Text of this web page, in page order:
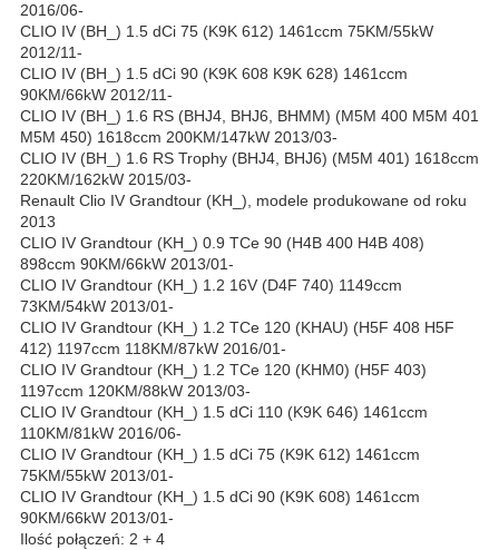
2016/06-
CLIO IV (BH_) 1.5 dCi 75 (K9K 612) 1461ccm 75KM/55kW
2012/11-
CLIO IV (BH_) 1.5 dCi 90 (K9K 608 K9K 628) 1461ccm
90KM/66kW 2012/11-
CLIO IV (BH_) 1.6 RS (BHJ4, BHJ6, BHMM) (M5M 400 M5M 401
M5M 450) 1618ccm 200KM/147kW 2013/03-
CLIO IV (BH_) 1.6 RS Trophy (BHJ4, BHJ6) (M5M 401) 1618ccm
220KM/162kW 2015/03-
Renault Clio IV Grandtour (KH_), modele produkowane od roku
2013
CLIO IV Grandtour (KH_) 0.9 TCe 90 (H4B 400 H4B 408)
898ccm 90KM/66kW 2013/01-
CLIO IV Grandtour (KH_) 1.2 16V (D4F 740) 1149ccm
73KM/54kW 2013/01-
CLIO IV Grandtour (KH_) 1.2 TCe 120 (KHAU) (H5F 408 H5F
412) 1197ccm 118KM/87kW 2016/01-
CLIO IV Grandtour (KH_) 1.2 TCe 120 (KHM0) (H5F 403)
1197ccm 120KM/88kW 2013/03-
CLIO IV Grandtour (KH_) 1.5 dCi 110 (K9K 646) 1461ccm
110KM/81kW 2016/06-
CLIO IV Grandtour (KH_) 1.5 dCi 75 (K9K 612) 1461ccm
75KM/55kW 2013/01-
CLIO IV Grandtour (KH_) 1.5 dCi 90 (K9K 608) 1461ccm
90KM/66kW 2013/01-
Ilość połączeń: 2 + 4